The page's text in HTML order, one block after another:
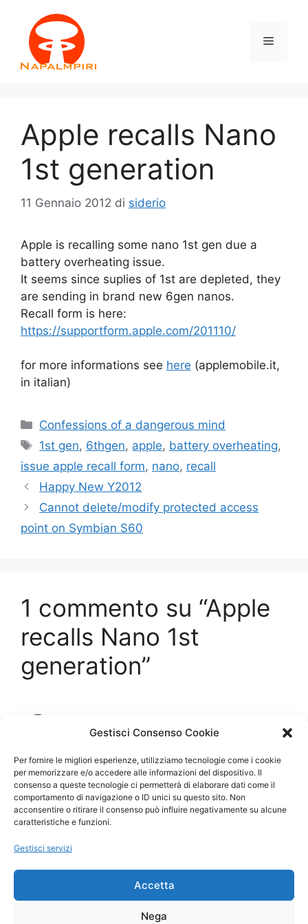
Gestisci Consenso Cookie
Per fornire le migliori esperienze, utilizziamo tecnologie come i cookie
per memorizzare e/o accedere alle informazioni del dispositivo. Il
consenso a queste tecnologie ci permetterà di elaborare dati come il
comportamento di navigazione o ID unici su questo sito. Non
acconsentire o ritirare il consenso può influire negativamente su alcune
caratteristiche e funzioni.
Gestisci servizi
Accetta
Nega
contenuto
Menu
Apple recalls Nano
1st generation
11 Gennaio 2012 di siderio
Apple is recalling some nano 1st gen due a
battery overheating issue.
It seems since suplies of 1st are depleted, they
are sending in brand new 6gen nanos.
Recall form is here:
https://supportform.apple.com/201110/
for more informations see here (applemobile.it,
in italian)
Categorie
Confessions of a dangerous mind
Tag
1st gen, 6thgen, apple, battery overheating,
issue apple recall form, nano, recall
Happy New Y2012
Cannot delete/modify protected access
point on Symbian S60
1 commento su “Apple
recalls Nano 1st
generation”
It actually works. Getting mine into a
few days, got an e-mail from Apple.
I commenti sono chiusi.